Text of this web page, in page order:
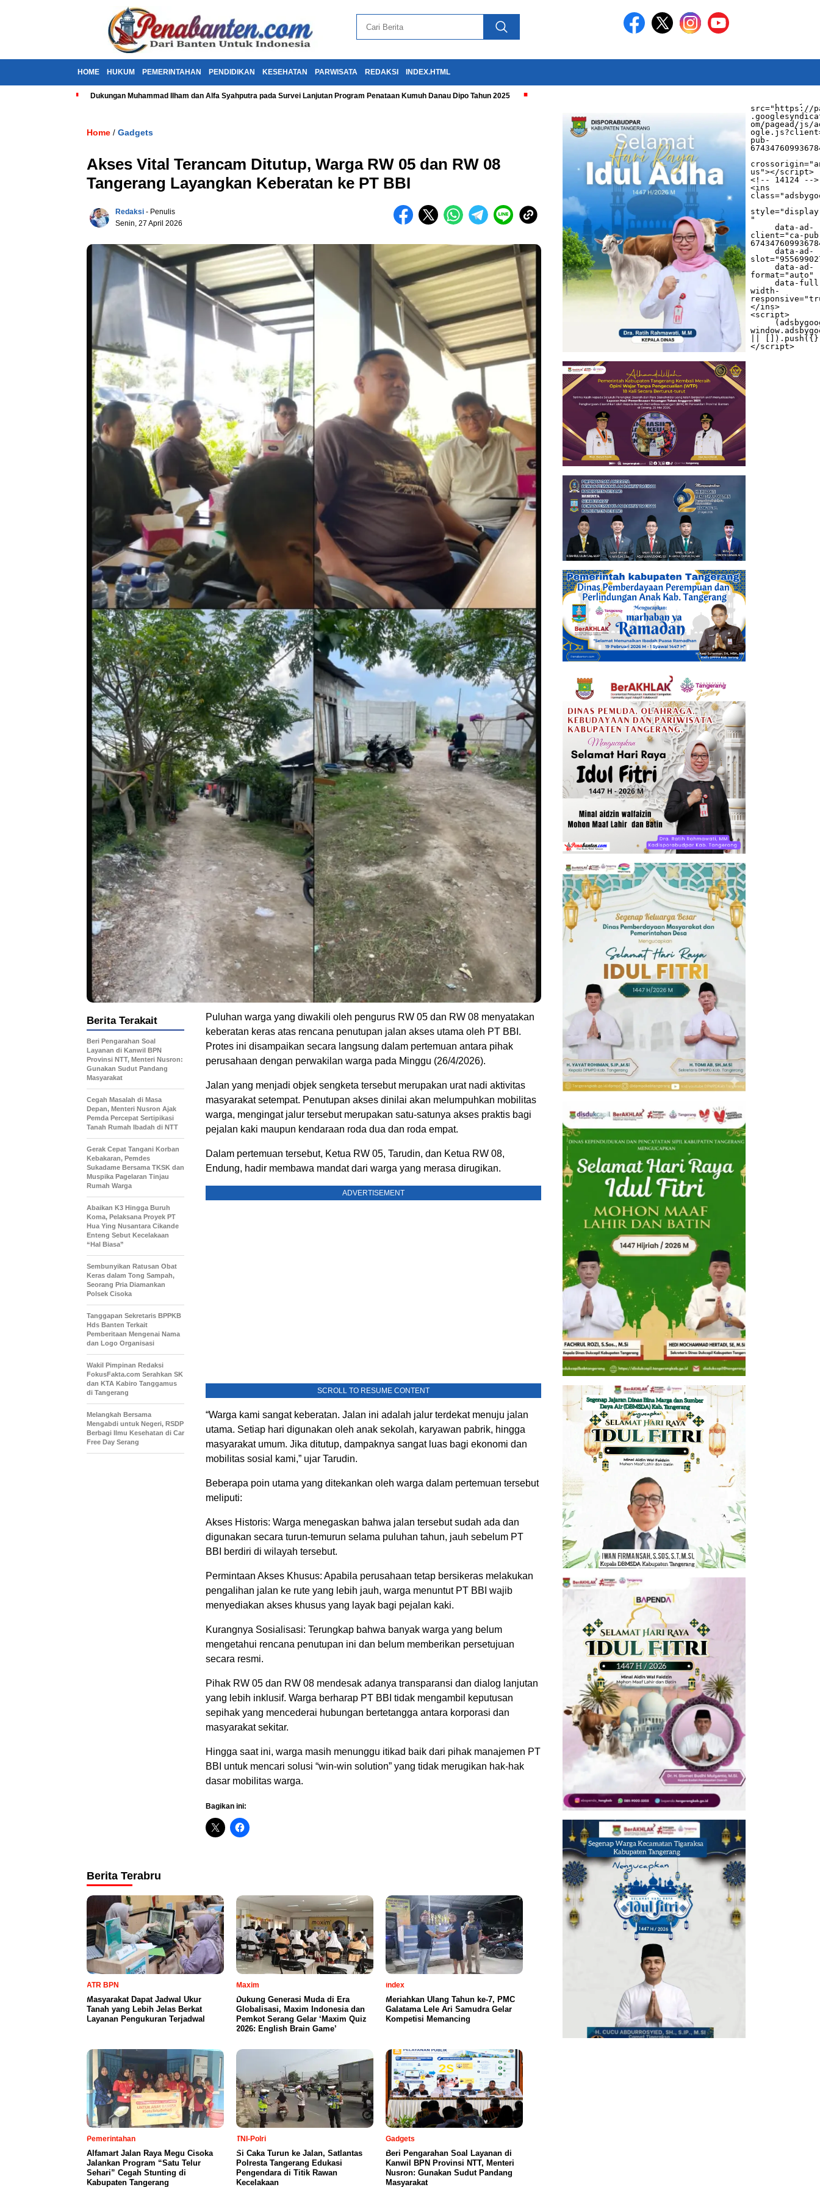
HOME HUKUM PEMERINTAHAN PENDIDIKAN KESEHATAN PARWISATA REDAKSI INDEX.HTML
Dukungan Muhammad Ilham dan Alfa Syahputra pada Survei Lanjutan Program Penataan Kumuh Danau Dipo Tahun 2025
src="https://
om/pagead/js/
pub-
us"></script>
<!-- 14124 -->
<ins
"
     data-ad-
client="ca-
     data-ad-
     data-ad-
format="auto"
     data-full-
width-
</ins>
<script>
||
</script>
Home / Gadgets
Akses Vital Terancam Ditutup, Warga RW 05 dan RW 08
Tangerang Layangkan Keberatan ke PT BBI
Redaksi - Penulis
Senin, 27 April 2026
Puluhan warga yang diwakili oleh pengurus RW 05 dan RW 08 menyatakan
keberatan keras atas rencana penutupan jalan akses utama oleh PT BBI.
Protes ini disampaikan secara langsung dalam pertemuan antara pihak
perusahaan dengan perwakilan warga pada Minggu (26/4/2026).
Jalan yang menjadi objek sengketa tersebut merupakan urat nadi aktivitas
masyarakat setempat. Penutupan akses dinilai akan melumpuhkan mobilitas
warga, mengingat jalur tersebut merupakan satu-satunya akses praktis bagi
pejalan kaki maupun kendaraan roda dua dan roda empat.
Dalam pertemuan tersebut, Ketua RW 05, Tarudin, dan Ketua RW 08,
Endung, hadir membawa mandat dari warga yang merasa dirugikan.
ADVERTISEMENT
SCROLL TO RESUME CONTENT
“Warga kami sangat keberatan. Jalan ini adalah jalur terdekat menuju jalan
utama. Setiap hari digunakan oleh anak sekolah, karyawan pabrik, hingga
masyarakat umum. Jika ditutup, dampaknya sangat luas bagi ekonomi dan
mobilitas sosial kami,” ujar Tarudin.
Beberapa poin utama yang ditekankan oleh warga dalam pertemuan tersebut
meliputi:
Akses Historis: Warga menegaskan bahwa jalan tersebut sudah ada dan
digunakan secara turun-temurun selama puluhan tahun, jauh sebelum PT
BBI berdiri di wilayah tersebut.
Permintaan Akses Khusus: Apabila perusahaan tetap bersikeras melakukan
pengalihan jalan ke rute yang lebih jauh, warga menuntut PT BBI wajib
menyediakan akses khusus yang layak bagi pejalan kaki.
Kurangnya Sosialisasi: Terungkap bahwa banyak warga yang belum
mengetahui rencana penutupan ini dan belum memberikan persetujuan
secara resmi.
Pihak RW 05 dan RW 08 mendesak adanya transparansi dan dialog lanjutan
yang lebih inklusif. Warga berharap PT BBI tidak mengambil keputusan
sepihak yang mencederai hubungan bertetangga antara korporasi dan
masyarakat sekitar.
Hingga saat ini, warga masih menunggu itikad baik dari pihak manajemen PT
BBI untuk mencari solusi “win-win solution” yang tidak merugikan hak-hak
dasar mobilitas warga.
Bagikan ini:
Berita Terakait
Beri Pengarahan Soal
Layanan di Kanwil BPN
Provinsi NTT, Menteri Nusron:
Gunakan Sudut Pandang
Masyarakat
Cegah Masalah di Masa
Depan, Menteri Nusron Ajak
Pemda Percepat Sertipikasi
Tanah Rumah Ibadah di NTT
Gerak Cepat Tangani Korban
Kebakaran, Pemdes
Sukadame Bersama TKSK dan
Muspika Pagelaran Tinjau
Rumah Warga
Abaikan K3 Hingga Buruh
Koma, Pelaksana Proyek PT
Hua Ying Nusantara Cikande
Enteng Sebut Kecelakaan
“Hal Biasa”
Sembunyikan Ratusan Obat
Keras dalam Tong Sampah,
Seorang Pria Diamankan
Polsek Cisoka
Tanggapan Sekretaris BPPKB
Hds Banten Terkait
Pemberitaan Mengenai Nama
dan Logo Organisasi
Wakil Pimpinan Redaksi
FokusFakta.com Serahkan SK
dan KTA Kabiro Tanggamus
di Tangerang
Melangkah Bersama
Mengabdi untuk Negeri, RSDP
Berbagi Ilmu Kesehatan di Car
Free Day Serang
Berita Terabru
ATR BPN
Masyarakat Dapat Jadwal Ukur
Tanah yang Lebih Jelas Berkat
Layanan Pengukuran Terjadwal
Maxim
Dukung Generasi Muda di Era
Globalisasi, Maxim Indonesia dan
Pemkot Serang Gelar ‘Maxim Quiz
2026: English Brain Game’
index
Meriahkan Ulang Tahun ke-7, PMC
Galatama Lele Ari Samudra Gelar
Kompetisi Memancing
Pemerintahan
Alfamart Jalan Raya Megu Cisoka
Jalankan Program “Satu Telur
Sehari” Cegah Stunting di
Kabupaten Tangerang
TNI-Polri
Si Caka Turun ke Jalan, Satlantas
Polresta Tangerang Edukasi
Pengendara di Titik Rawan
Kecelakaan
Gadgets
Beri Pengarahan Soal Layanan di
Kanwil BPN Provinsi NTT, Menteri
Nusron: Gunakan Sudut Pandang
Masyarakat